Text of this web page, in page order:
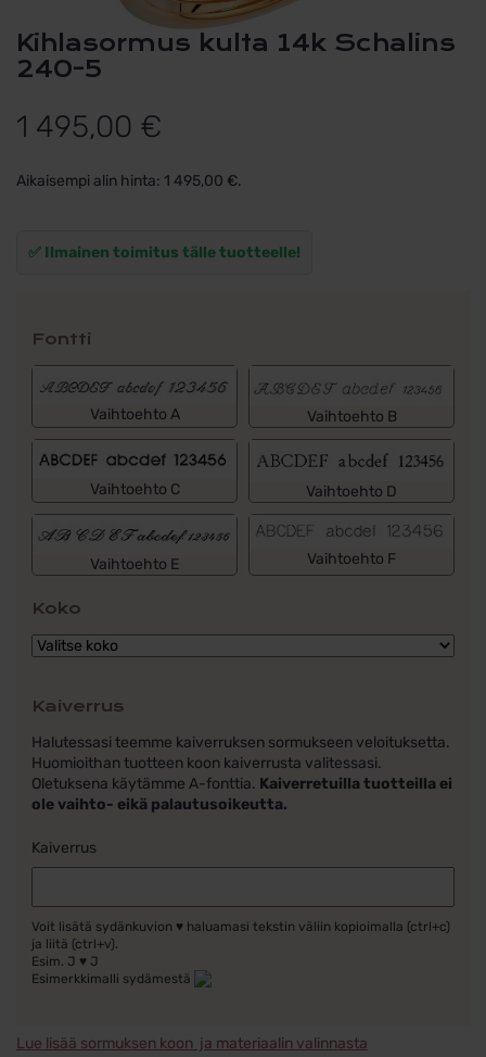
Kihlasormus kulta 14k Schalins
240-5
1 495,00 €
Aikaisempi alin hinta: 1 495,00 €.
✅ Ilmainen toimitus tälle tuotteelle!
Fontti
Vaihtoehto A Vaihtoehto B
Vaihtoehto C Vaihtoehto D
Vaihtoehto E Vaihtoehto F
Koko
Kaiverrus
Halutessasi teemme kaiverruksen sormukseen veloituksetta.
Huomioithan tuotteen koon kaiverrusta valitessasi.
Oletuksena käytämme A-fonttia. Kaiverretuilla tuotteilla ei
ole vaihto- eikä palautusoikeutta.
Kaiverrus
Voit lisätä sydänkuvion ♥ haluamasi tekstin väliin kopioimalla (ctrl+c)
ja liitä (ctrl+v).
Esim. J ♥ J
Esimerkkimalli sydämestä
Lue lisää sormuksen koon ja materiaalin valinnasta